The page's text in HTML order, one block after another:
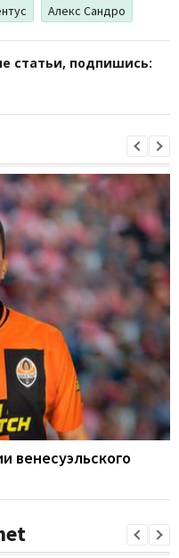
Алекс Сандро
статьи, подпишись:
венесуэльского